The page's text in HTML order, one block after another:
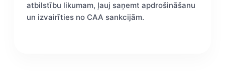
atbilstību likumam, ļauj saņemt apdrošināšanu
un izvairīties no CAA sankcijām.